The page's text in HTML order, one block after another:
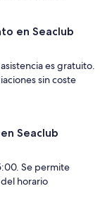
en Seaclub
es gratuito.
sin coste
Seaclub
Se permite
horario